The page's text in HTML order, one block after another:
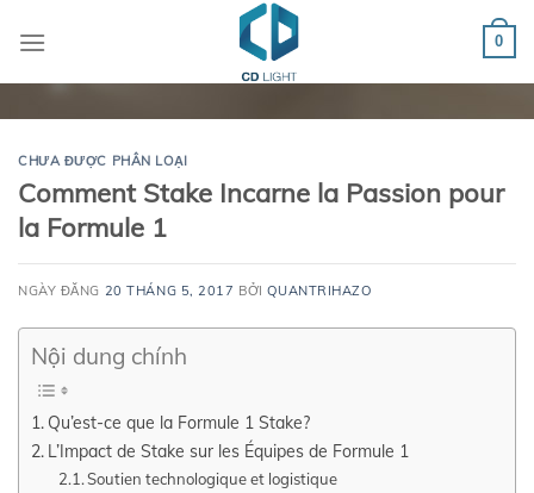
đến
0
CHƯA ĐƯỢC PHÂN LOẠI
Comment Stake Incarne la Passion pour
la Formule 1
NGÀY ĐĂNG 20 THÁNG 5, 2017 BỞIQUANTRIHAZO
Nội dung chính
Qu’est-ce que la Formule 1 Stake?
L’Impact de Stake sur les Équipes de Formule 1
Soutien technologique et logistique